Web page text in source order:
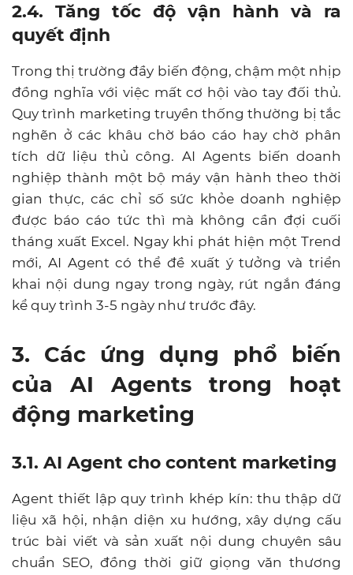
2.4. Tăng tốc độ vận hành và ra
quyết định
Trong thị trường đầy biến động, chậm một nhịp
đồng nghĩa với việc mất cơ hội vào tay đối thủ.
Quy trình marketing truyền thống thường bị tắc
nghẽn ở các khâu chờ báo cáo hay chờ phân
tích dữ liệu thủ công. AI Agents biến doanh
nghiệp thành một bộ máy vận hành theo thời
gian thực, các chỉ số sức khỏe doanh nghiệp
được báo cáo tức thì mà không cần đợi cuối
tháng xuất Excel. Ngay khi phát hiện một Trend
mới, AI Agent có thể đề xuất ý tưởng và triển
khai nội dung ngay trong ngày, rút ngắn đáng
kể quy trình 3-5 ngày như trước đây.
3. Các ứng dụng phổ biến
của AI Agents trong hoạt
động marketing
3.1. AI Agent cho content marketing
Agent thiết lập quy trình khép kín: thu thập dữ
liệu xã hội, nhận diện xu hướng, xây dựng cấu
trúc bài viết và sản xuất nội dung chuyên sâu
chuẩn SEO, đồng thời giữ giọng văn thương